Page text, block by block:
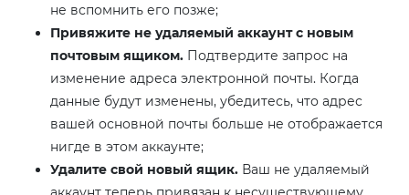
не вспомнить его позже;
Привяжите не удаляемый аккаунт с новым
почтовым ящиком. Подтвердите запрос на
изменение адреса электронной почты. Когда
данные будут изменены, убедитесь, что адрес
вашей основной почты больше не отображается
нигде в этом аккаунте;
Удалите свой новый ящик. Ваш не удаляемый